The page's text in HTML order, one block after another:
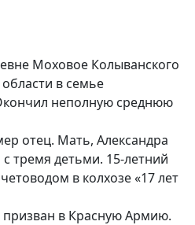
Моховое Колыванского
в семье
неполную среднюю
отец. Мать, Александра
тремя детьми. 15-летний
в колхозе «17 лет
в Красную Армию.